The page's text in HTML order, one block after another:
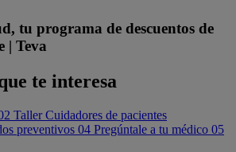
tu programa de descuentos de
| Teva
te interesa
Taller Cuidadores de pacientes
preventivos 04 Pregúntale a tu médico 05